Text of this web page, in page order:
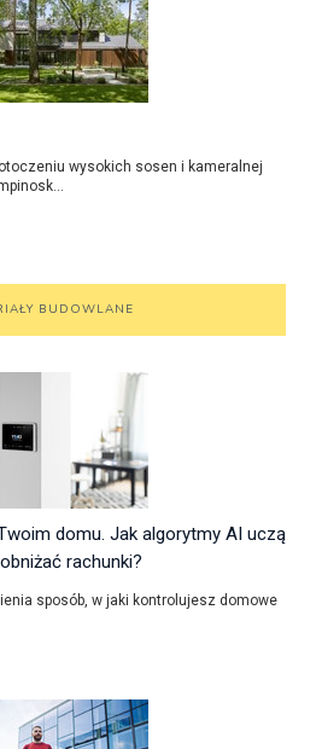
wysokich sosen i kameralnej
BUDOWLANE
domu. Jak algorytmy AI uczą
rachunki?
sposób, w jaki kontrolujesz domowe